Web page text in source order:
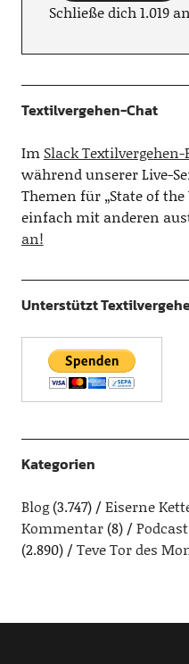
Schließe dich 1.019
Textilvergehen-Chat
Im Slack Textilvergehen-
während unserer Live-
Themen für „State of
einfach mit anderen
an!
Unterstützt
Kategorien
Blog(3.747) Eiserne
Kommentar(8) Podcast
(2.890)
Teve Tor des